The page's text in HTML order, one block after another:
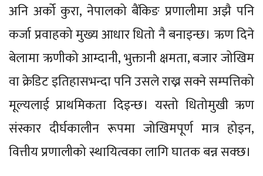
अनि अर्को कुरा, नेपालको बैंकिङ प्रणालीमा अझै पनि
कर्जा प्रवाहको मुख्य आधार धितो नै बनाइन्छ। ऋण दिने
बेलामा ऋणीको आम्दानी, भुक्तानी क्षमता, बजार जोखिम
वा क्रेडिट इतिहासभन्दा पनि उसले राख्न सक्ने सम्पत्तिको
मूल्यलाई प्राथमिकता दिइन्छ। यस्तो धितोमुखी ऋण
संस्कार दीर्घकालीन रूपमा जोखिमपूर्ण मात्र होइन,
वित्तीय प्रणालीको स्थायित्वका लागि घातक बन्न सक्छ।